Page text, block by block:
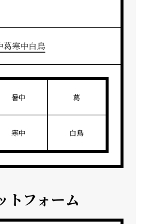
葛寒中白鳥
暑中 葛
寒中 白鳥
トフォーム